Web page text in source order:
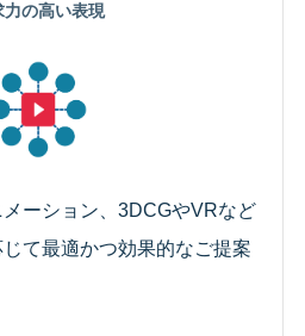
力の高い表現
ーション、3DCGやVRなど
て最適かつ効果的なご提案